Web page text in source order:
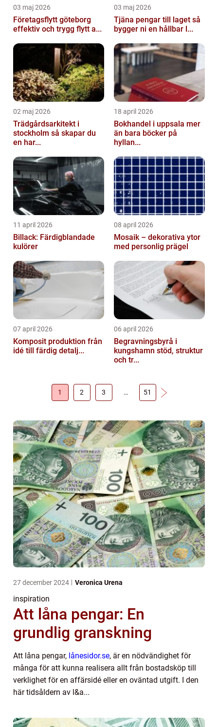
03 maj 2026
Företagsflytt göteborg
effektiv och trygg flytt a...
03 maj 2026
Tjäna pengar till laget så
bygger ni en hållbar l...
02 maj 2026
Trädgårdsarkitekt i
stockholm så skapar du
en har...
18 april 2026
Bokhandel i uppsala mer
än bara böcker på
hyllan...
11 april 2026
Billack: Färdigblandade
kulörer
08 april 2026
Mosaik – dekorativa ytor
med personlig prägel
07 april 2026
Komposit produktion från
idé till färdig detalj...
06 april 2026
Begravningsbyrå i
kungshamn stöd, struktur
och tr...
1 2 3 … 51
27 december 2024 Veronica Urena
inspiration
Att låna pengar: En
grundlig granskning
Att låna pengar, lånesidor.se, är en nödvändighet för
många för att kunna realisera allt från bostadsköp till
verklighet för en affärsidé eller en oväntad utgift. I den
här tidsåldern av l&a...